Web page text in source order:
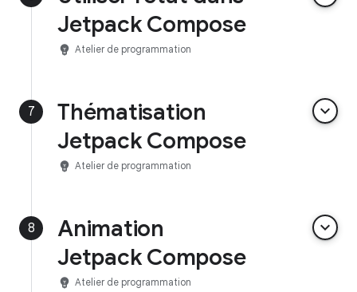
Jetpack Compose
emoji_objects Atelier de programmation
7
Thématisation
Jetpack Compose
keyboard_arrow_down
emoji_objects Atelier de programmation
8
Animation
Jetpack Compose
keyboard_arrow_down
emoji_objects Atelier de programmation